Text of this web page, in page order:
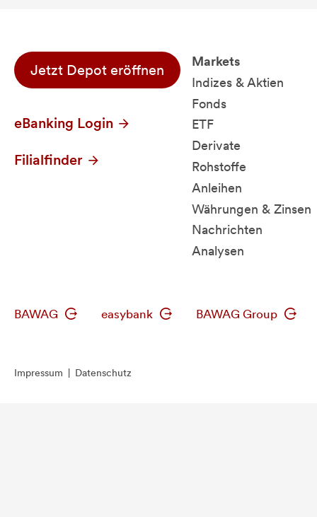
Jetzt Depot eröffnen
eBanking Login
Filialfinder
Markets
Indizes & Aktien
Fonds
ETF
Derivate
Rohstoffe
Anleihen
Währungen & Zinsen
Nachrichten
Analysen
BAWAG easybank BAWAG Group
Impressum Datenschutz